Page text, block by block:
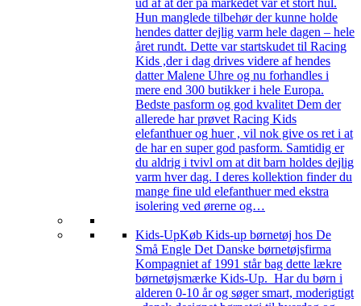
Hun manglede tilbehør der kunne holde
hendes datter dejlig varm hele dagen – hele
året rundt. Dette var startskudet til Racing
Kids ,der i dag drives videre af hendes
datter Malene Uhre og nu forhandles i
mere end 300 butikker i hele Europa.
Bedste pasform og god kvalitet Dem der
allerede har prøvet Racing Kids
elefanthuer og huer , vil nok give os ret i at
de har en super god pasform. Samtidig er
du aldrig i tvivl om at dit barn holdes dejlig
varm hver dag. I deres kollektion finder du
mange fine uld elefanthuer med ekstra
isolering ved ørerne og…
Kids-UpKøb Kids-up børnetøj hos De
Små Engle Det Danske børnetøjsfirma
Kompagniet af 1991 står bag dette lækre
børnetøjsmærke Kids-Up. Har du børn i
alderen 0-10 år og søger smart, moderigtigt